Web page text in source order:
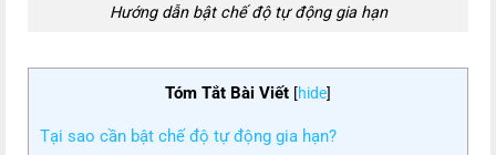
Hướng dẫn bật chế độ tự động gia hạn
Tóm Tắt Bài Viết [hide]
Tại sao cần bật chế độ tự động gia hạn?